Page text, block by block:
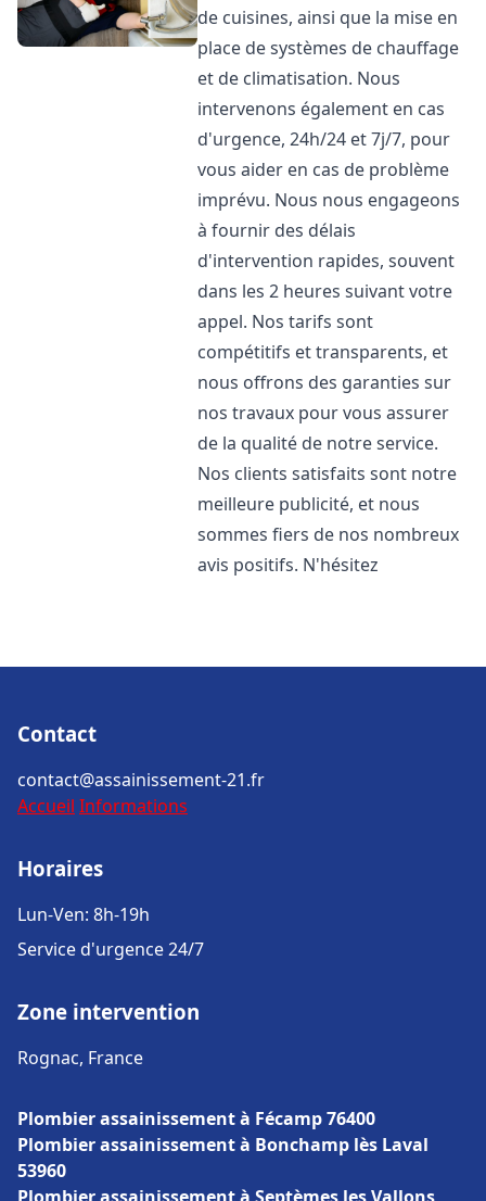
de cuisines, ainsi que la mise en
place de systèmes de chauffage
et de climatisation. Nous
intervenons également en cas
d'urgence, 24h/24 et 7j/7, pour
vous aider en cas de problème
imprévu. Nous nous engageons
à fournir des délais
d'intervention rapides, souvent
dans les 2 heures suivant votre
appel. Nos tarifs sont
compétitifs et transparents, et
nous offrons des garanties sur
nos travaux pour vous assurer
de la qualité de notre service.
Nos clients satisfaits sont notre
meilleure publicité, et nous
sommes fiers de nos nombreux
avis positifs. N'hésitez
Contact
contact@assainissement-21.fr
Accueil Informations
Horaires
Lun-Ven: 8h-19h
Service d'urgence 24/7
Zone intervention
Rognac, France
Plombier assainissement à Fécamp 76400
Plombier assainissement à Bonchamp lès Laval
53960